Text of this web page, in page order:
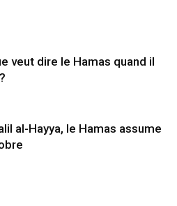
veut dire le Hamas quand il
al-Hayya, le Hamas assume